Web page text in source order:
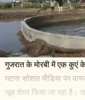
गुजरात के मोरबी में एक कुएं
घटना सोशल मीडिया पर
खूब शेयर किया जा रहा है।